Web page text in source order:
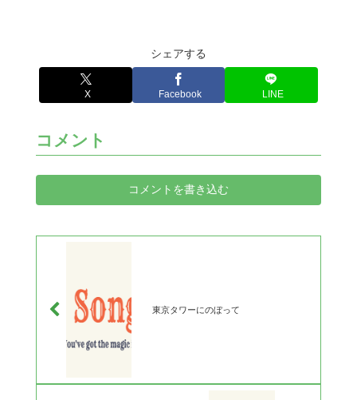
シェアする
X Facebook LINE
コメント
コメントを書き込む
東京タワーにのぼって